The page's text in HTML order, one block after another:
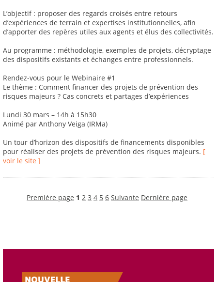
L’objectif : proposer des regards croisés entre retours
d’expériences de terrain et expertises institutionnelles, afin
d’apporter des repères utiles aux agents et élus des collectivités.
Au programme : méthodologie, exemples de projets, décryptage
des dispositifs existants et échanges entre professionnels.
Rendez-vous pour le Webinaire #1
Le thème : Comment financer des projets de prévention des
risques majeurs ? Cas concrets et partages d’expériences
Lundi 30 mars – 14h à 15h30
Animé par Anthony Veiga (IRMa)
Un tour d’horizon des dispositifs de financements disponibles
pour réaliser des projets de prévention des risques majeurs. [
voir le site ]
Première page 1 2 3 4 5 6 Suivante Dernière page